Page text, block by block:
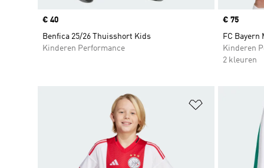
Price
€ 40
Benfica 25/26 Thuisshort Kids
Kinderen Performance
Price
€ 75
FC
Kinderen
2 kleuren
Op